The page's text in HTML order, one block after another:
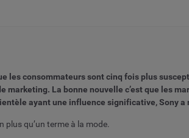
les consommateurs sont cinq fois plus
marketing. La bonne nouvelle c’est que les
ayant une influence significative, Sony a
plus qu’un terme à la mode.